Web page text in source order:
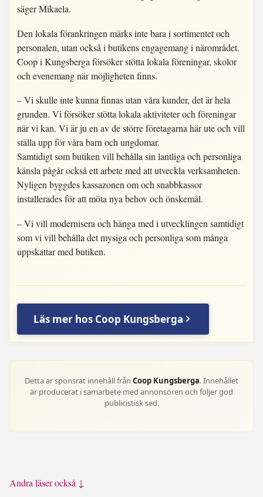
säger Mikaela.
Den lokala förankringen märks inte bara i sortimentet och
personalen, utan också i butikens engagemang i närområdet.
Coop i Kungsberga försöker stötta lokala föreningar, skolor
och evenemang när möjligheten finns.
– Vi skulle inte kunna finnas utan våra kunder, det är hela
grunden. Vi försöker stötta lokala aktiviteter och föreningar
när vi kan. Vi är ju en av de större företagarna här ute och vill
ställa upp för våra barn och ungdomar.
Samtidigt som butiken vill behålla sin lantliga och personliga
känsla pågår också ett arbete med att utveckla verksamheten.
Nyligen byggdes kassazonen om och snabbkassor
installerades för att möta nya behov och önskemål.
– Vi vill modernisera och hänga med i utvecklingen samtidigt
som vi vill behålla det mysiga och personliga som många
uppskattar med butiken.
Läs mer hos Coop Kungsberga
Detta är sponsrat innehåll från Coop Kungsberga. Innehållet
är producerat i samarbete med annonsören och följer god
publicistisk sed.
Andra läser också ↓